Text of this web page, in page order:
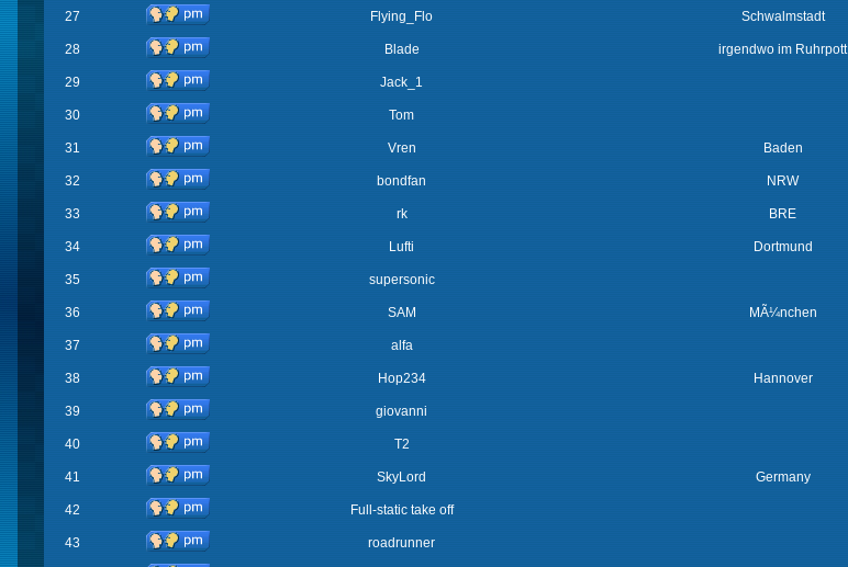
27 Flying_Flo Schwalmstadt
28 Blade irgendwo im Ruhrpott
29 Jack_1
30 Tom
31 Vren Baden
32 bondfan NRW
33 rk BRE
34 Lufti Dortmund
35 supersonic
36 SAM MÃ¼nchen
37 alfa
38 Hop234 Hannover
39 giovanni
40 T2
41 SkyLord Germany
42 Full-static take off
43 roadrunner